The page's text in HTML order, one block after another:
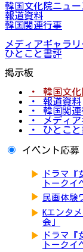
韓国文化院ニュー
報道資料
韓国関連行事
メディアギャラリ
ひとこと書評
掲示板
・ 韓国文
・ 報道資料
・ 韓国関連
・ メディ
・ ひとこと
イベント応募
▶
ドラマ
トークイ
▶ 民画体験
▶ Kエンタ
会」
▶
ドラマ
トークイ